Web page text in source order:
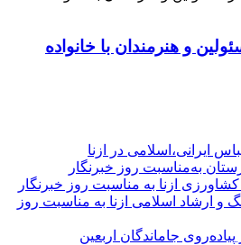
و هنرمندان با خانواده
ایرانی،اسلامی در ازنا
به‌مناسبت روز خبرنگار
کشاورزی ازنا به مناسبت روز خبرنگار
و ارشاد اسلامی ازنا به مناسبت روز
جاماندگان اربعین